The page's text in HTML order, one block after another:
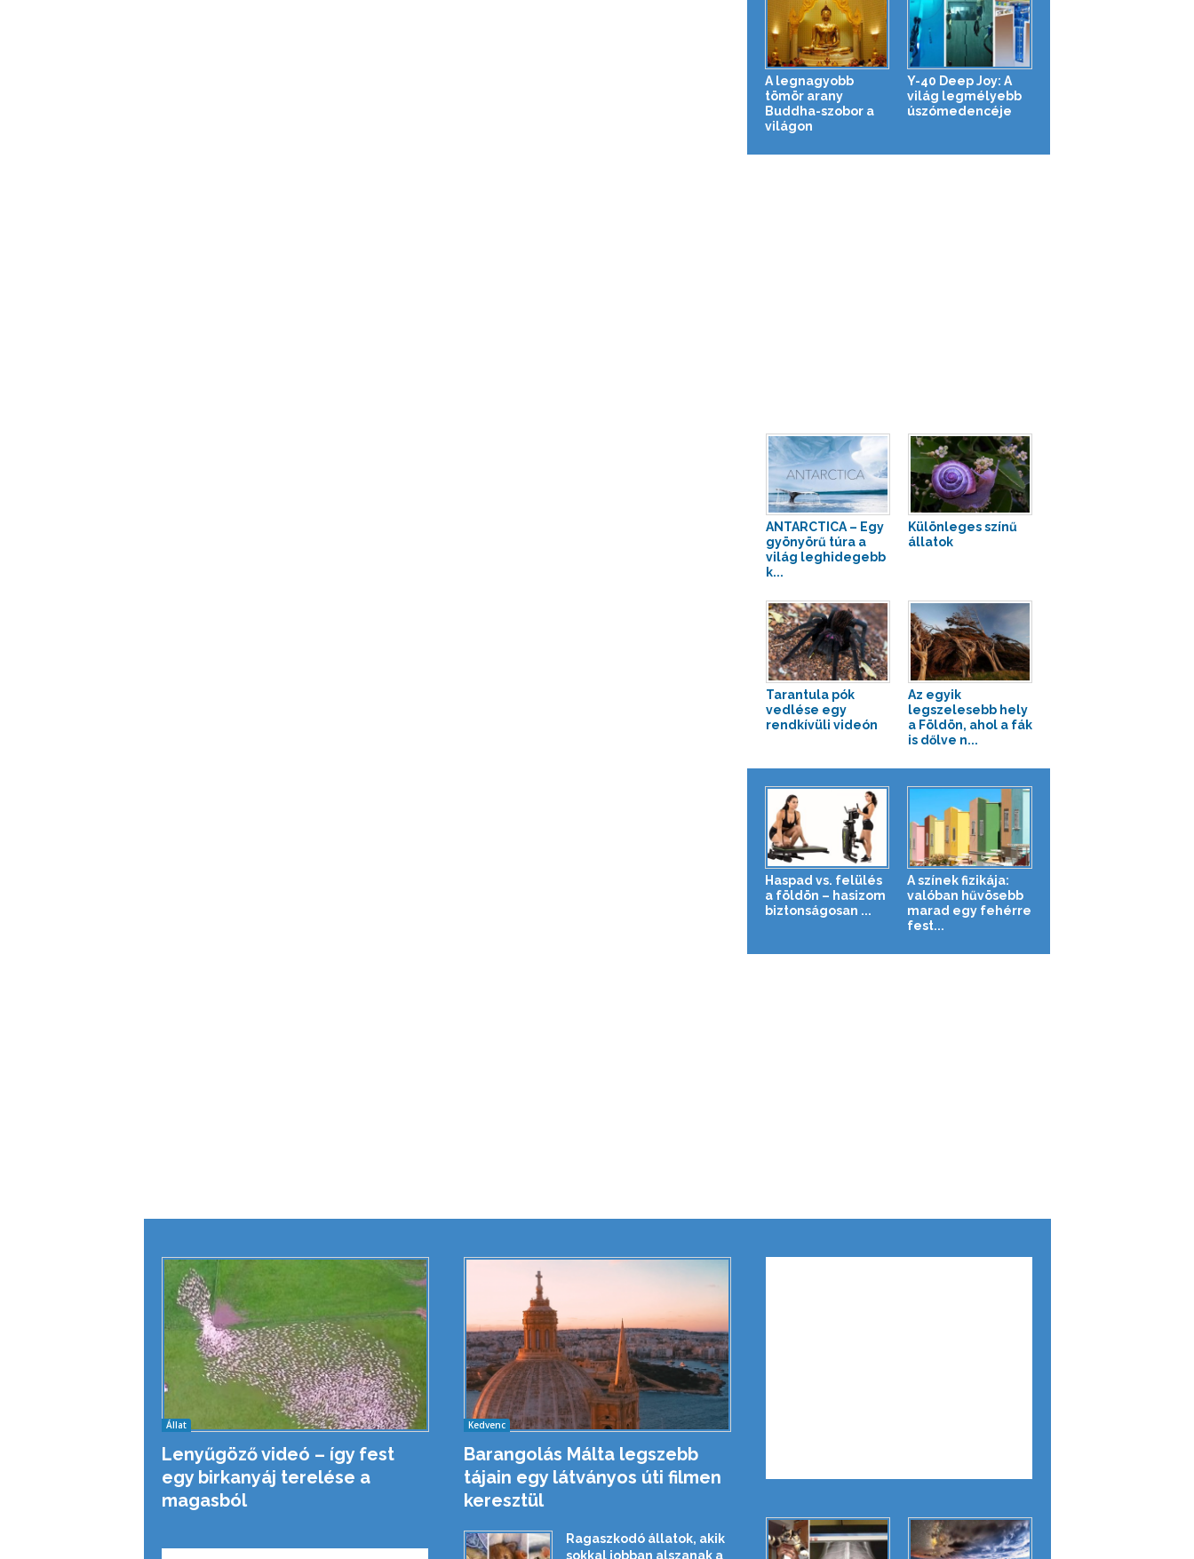
A legnagyobb
tömör arany
Buddha-szobor a
világon
Y-40 Deep Joy: A
világ legmélyebb
úszómedencéje
ANTARCTICA – Egy
gyönyörű túra a
világ leghidegebb
k...
Különleges színű
állatok
Tarantula pók
vedlése egy
rendkívüli videón
Az egyik
legszelesebb hely
a Földön, ahol a fák
is dőlve n...
Haspad vs. felülés
a földön – hasizom
biztonságosan ...
A színek fizikája:
valóban hűvösebb
marad egy fehérre
fest...
Állat
Lenyűgöző videó – így fest
egy birkanyáj terelése a
magasból
Kedvenc
Barangolás Málta legszebb
tájain egy látványos úti filmen
keresztül
Ragaszkodó állatok, akik
sokkal jobban alszanak a